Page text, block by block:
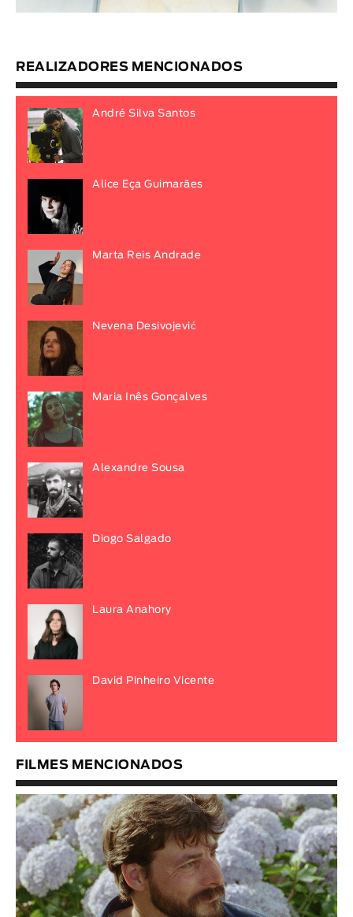
REALIZADORES MENCIONADOS
André Silva Santos
Alice Eça Guimarães
Marta Reis Andrade
Nevena Desivojević
Maria Inês Gonçalves
Alexandre Sousa
Diogo Salgado
Laura Anahory
David Pinheiro Vicente
FILMES MENCIONADOS